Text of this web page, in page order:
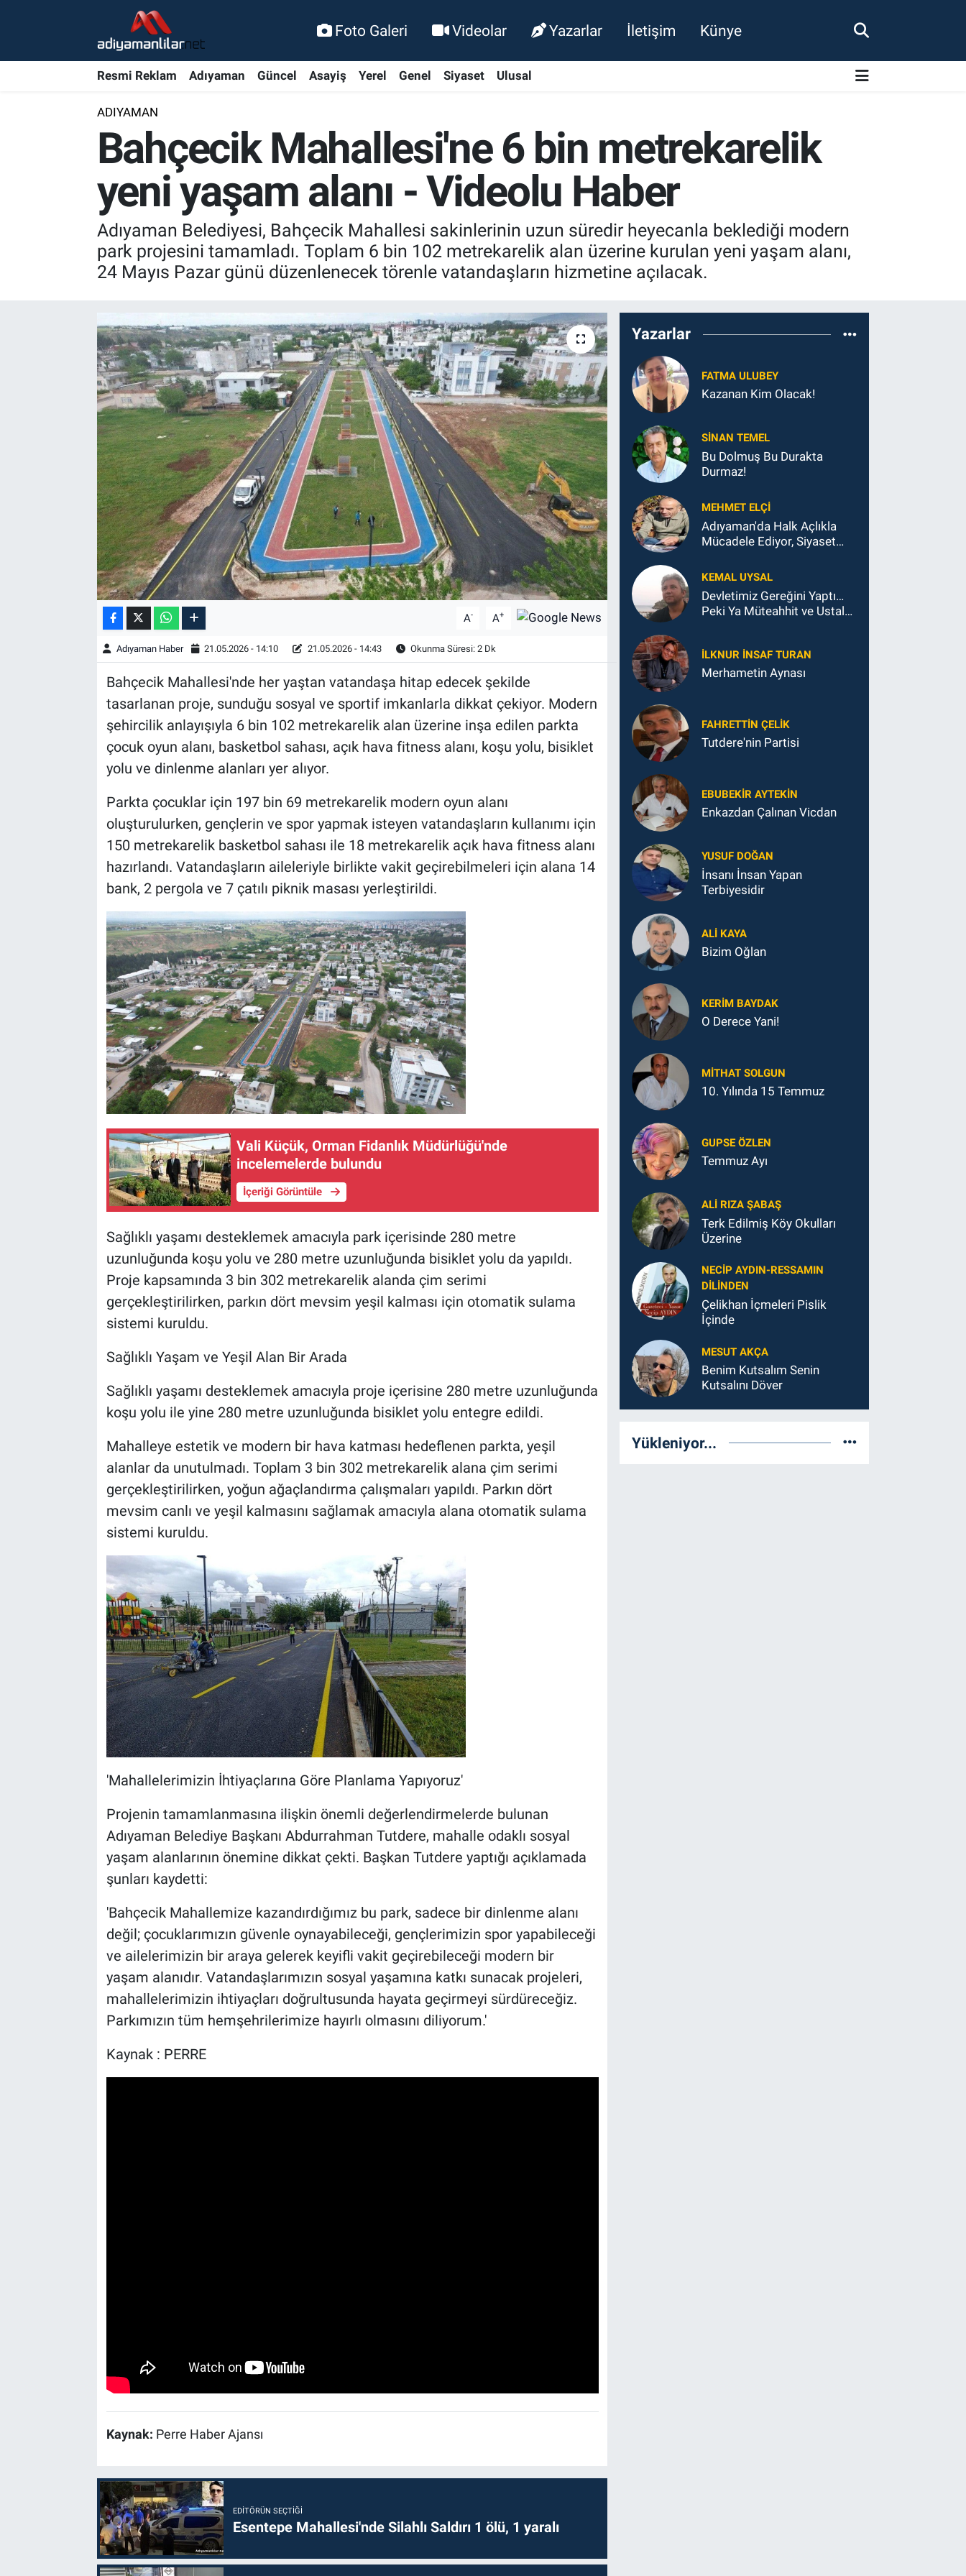
Foto Galeri Videolar Yazarlar İletişim Künye
Resmi Reklam Adıyaman Güncel Asayiş Yerel Genel Siyaset Ulusal
ADIYAMAN
Bahçecik Mahallesi'ne 6 bin metrekarelik
yeni yaşam alanı - Videolu Haber
Adıyaman Belediyesi, Bahçecik Mahallesi sakinlerinin uzun süredir heyecanla beklediği modern
park projesini tamamladı. Toplam 6 bin 102 metrekarelik alan üzerine kurulan yeni yaşam alanı,
24 Mayıs Pazar günü düzenlenecek törenle vatandaşların hizmetine açılacak.
A- A+
Adıyaman Haber 21.05.2026 - 14:10 21.05.2026 - 14:43 Okunma Süresi: 2 Dk
Bahçecik Mahallesi'nde her yaştan vatandaşa hitap edecek şekilde
tasarlanan proje, sunduğu sosyal ve sportif imkanlarla dikkat çekiyor. Modern
şehircilik anlayışıyla 6 bin 102 metrekarelik alan üzerine inşa edilen parkta
çocuk oyun alanı, basketbol sahası, açık hava fitness alanı, koşu yolu, bisiklet
yolu ve dinlenme alanları yer alıyor.
Parkta çocuklar için 197 bin 69 metrekarelik modern oyun alanı
oluşturulurken, gençlerin ve spor yapmak isteyen vatandaşların kullanımı için
150 metrekarelik basketbol sahası ile 18 metrekarelik açık hava fitness alanı
hazırlandı. Vatandaşların aileleriyle birlikte vakit geçirebilmeleri için alana 14
bank, 2 pergola ve 7 çatılı piknik masası yerleştirildi.
Vali Küçük, Orman Fidanlık Müdürlüğü'nde
incelemelerde bulundu
İçeriği Görüntüle
Sağlıklı yaşamı desteklemek amacıyla park içerisinde 280 metre
uzunluğunda koşu yolu ve 280 metre uzunluğunda bisiklet yolu da yapıldı.
Proje kapsamında 3 bin 302 metrekarelik alanda çim serimi
gerçekleştirilirken, parkın dört mevsim yeşil kalması için otomatik sulama
sistemi kuruldu.
Sağlıklı Yaşam ve Yeşil Alan Bir Arada
Sağlıklı yaşamı desteklemek amacıyla proje içerisine 280 metre uzunluğunda
koşu yolu ile yine 280 metre uzunluğunda bisiklet yolu entegre edildi.
Mahalleye estetik ve modern bir hava katması hedeflenen parkta, yeşil
alanlar da unutulmadı. Toplam 3 bin 302 metrekarelik alana çim serimi
gerçekleştirilirken, yoğun ağaçlandırma çalışmaları yapıldı. Parkın dört
mevsim canlı ve yeşil kalmasını sağlamak amacıyla alana otomatik sulama
sistemi kuruldu.
'Mahallelerimizin İhtiyaçlarına Göre Planlama Yapıyoruz'
Projenin tamamlanmasına ilişkin önemli değerlendirmelerde bulunan
Adıyaman Belediye Başkanı Abdurrahman Tutdere, mahalle odaklı sosyal
yaşam alanlarının önemine dikkat çekti. Başkan Tutdere yaptığı açıklamada
şunları kaydetti:
'Bahçecik Mahallemize kazandırdığımız bu park, sadece bir dinlenme alanı
değil; çocuklarımızın güvenle oynayabileceği, gençlerimizin spor yapabileceği
ve ailelerimizin bir araya gelerek keyifli vakit geçirebileceği modern bir
yaşam alanıdır. Vatandaşlarımızın sosyal yaşamına katkı sunacak projeleri,
mahallelerimizin ihtiyaçları doğrultusunda hayata geçirmeyi sürdüreceğiz.
Parkımızın tüm hemşehrilerimize hayırlı olmasını diliyorum.'
Kaynak : PERRE
Kaynak: Perre Haber Ajansı
EDITÖRÜN SEÇTIĞI
Esentepe Mahallesi'nde Silahlı Saldırı 1 ölü, 1 yaralı
Yazarlar
FATMA ULUBEY
Kazanan Kim Olacak!
SINAN TEMEL
Bu Dolmuş Bu Durakta
Durmaz!
MEHMET ELÇI
Adıyaman'da Halk Açlıkla
Mücadele Ediyor, Siyaset
KEMAL UYSAL
Devletimiz Gereğini Yaptı…
Peki Ya Müteahhit ve Ustalar
İLKNUR İNSAF TURAN
Merhametin Aynası
FAHRETTIN ÇELİK
Tutdere'nin Partisi
EBUBEKIR AYTEKIN
Enkazdan Çalınan Vicdan
YUSUF DOĞAN
İnsanı İnsan Yapan
Terbiyesidir
ALI KAYA
Bizim Oğlan
KERIM BAYDAK
O Derece Yani!
MITHAT SOLGUN
10. Yılında 15 Temmuz
GUPSE ÖZLEN
Temmuz Ayı
ALI RIZA ŞABAŞ
Terk Edilmiş Köy Okulları
Üzerine
NECIP AYDIN-RESSAMIN
DILINDEN
Çelikhan İçmeleri Pislik
İçinde
MESUT AKÇA
Benim Kutsalım Senin
Kutsalını Döver
Yükleniyor...
Bölge Haberleri
Özel Haber
Kültür Sanat
BİLİM VE TEKNOLOJİ
Şambayat Haber
Nöbetçi Eczaneler
Adiyaman Namaz Vakitleri
Trafik Durumu
Süper Lig Puan Durumu ve Fikstür
Tüm Manşetler
Son Dakika Haberleri